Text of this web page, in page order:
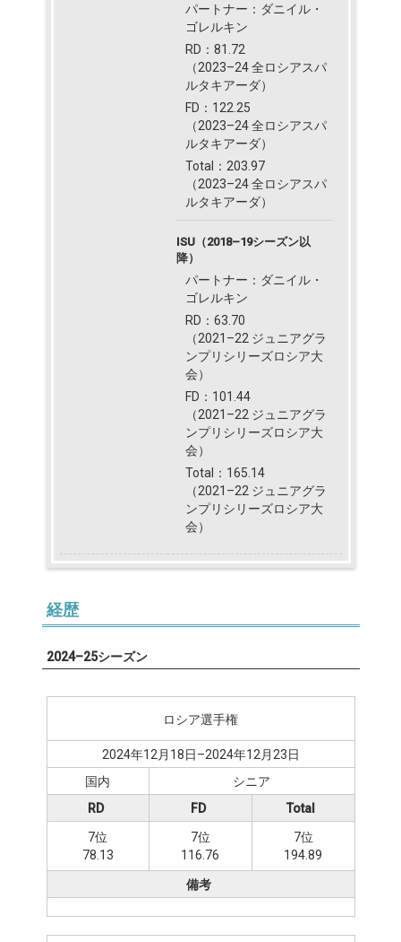
パートナー：ダニイル・
ゴレルキン
RD：81.72
（2023–24 全ロシアスパ
ルタキアーダ）
FD：122.25
（2023–24 全ロシアスパ
ルタキアーダ）
Total：203.97
（2023–24 全ロシアスパ
ルタキアーダ）
ISU（2018–19シーズン以
降）
パートナー：ダニイル・
ゴレルキン
RD：63.70
（2021–22 ジュニアグラ
ンプリシリーズロシア大
会）
FD：101.44
（2021–22 ジュニアグラ
ンプリシリーズロシア大
会）
Total：165.14
（2021–22 ジュニアグラ
ンプリシリーズロシア大
会）
経歴
2024–25シーズン
ロシア選手権
2024年12月18日–2024年12月23日
国内
シニア
RD
7位
78.13
FD
7位
116.76
Total
7位
194.89
備考